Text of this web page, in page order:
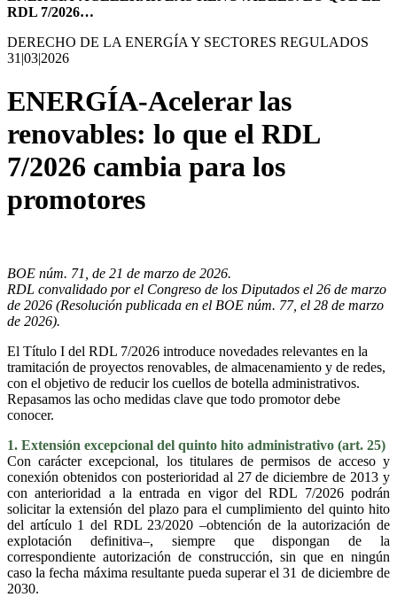
RDL 7/2026…
DERECHO DE LA ENERGÍA Y SECTORES REGULADOS
31|03|2026
ENERGÍA-Acelerar las
renovables: lo que el RDL
7/2026 cambia para los
promotores
BOE núm. 71, de 21 de marzo de 2026.
RDL convalidado por el Congreso de los Diputados el 26 de marzo
de 2026 (Resolución publicada en el BOE núm. 77, el 28 de marzo
de 2026).
El Título I del RDL 7/2026 introduce novedades relevantes en la
tramitación de proyectos renovables, de almacenamiento y de redes,
con el objetivo de reducir los cuellos de botella administrativos.
Repasamos las ocho medidas clave que todo promotor debe
conocer.
1. Extensión excepcional del quinto hito administrativo (art. 25)
Con carácter excepcional, los titulares de permisos de acceso y
conexión obtenidos con posterioridad al 27 de diciembre de 2013 y
con anterioridad a la entrada en vigor del RDL 7/2026 podrán
solicitar la extensión del plazo para el cumplimiento del quinto hito
del artículo 1 del RDL 23/2020 –obtención de la autorización de
explotación definitiva–, siempre que dispongan de la
correspondiente autorización de construcción, sin que en ningún
caso la fecha máxima resultante pueda superar el 31 de diciembre de
2030.